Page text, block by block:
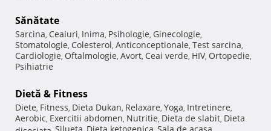
Sănătate
Sarcina, Ceaiuri, Inima, Psihologie, Ginecologie,
Stomatologie, Colesterol, Anticonceptionale, Test sarcina,
Cardiologie, Oftalmologie, Avort, Ceai verde, HIV, Ortopedie,
Psihiatrie
Dietă & Fitness
Diete, Fitness, Dieta Dukan, Relaxare, Yoga, Intretinere,
Aerobic, Exercitii abdomen, Nutritie, Dieta de slabit, Dieta